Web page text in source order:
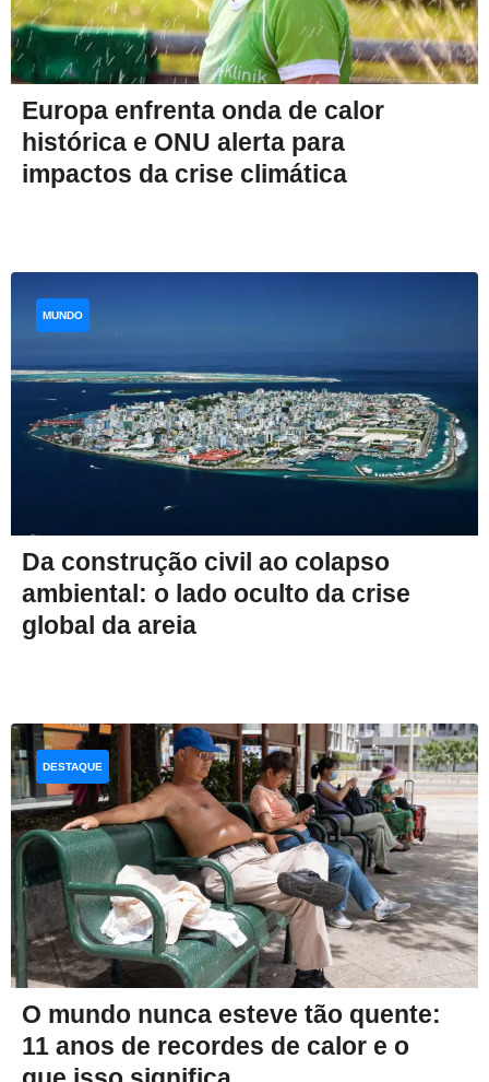
Europa enfrenta onda de calor
histórica e ONU alerta para
impactos da crise climática
Da construção civil ao colapso
ambiental: o lado oculto da crise
global da areia
MUNDO
O mundo nunca esteve tão quente:
11 anos de recordes de calor e o
DESTAQUE